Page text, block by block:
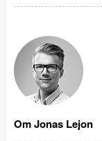
Om Jonas Lejon